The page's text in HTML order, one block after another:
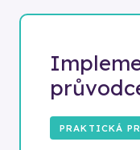
PRAKTICKÁ